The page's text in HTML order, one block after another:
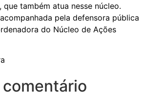
que também atua nesse núcleo.
pela defensora pública
do Núcleo de Ações